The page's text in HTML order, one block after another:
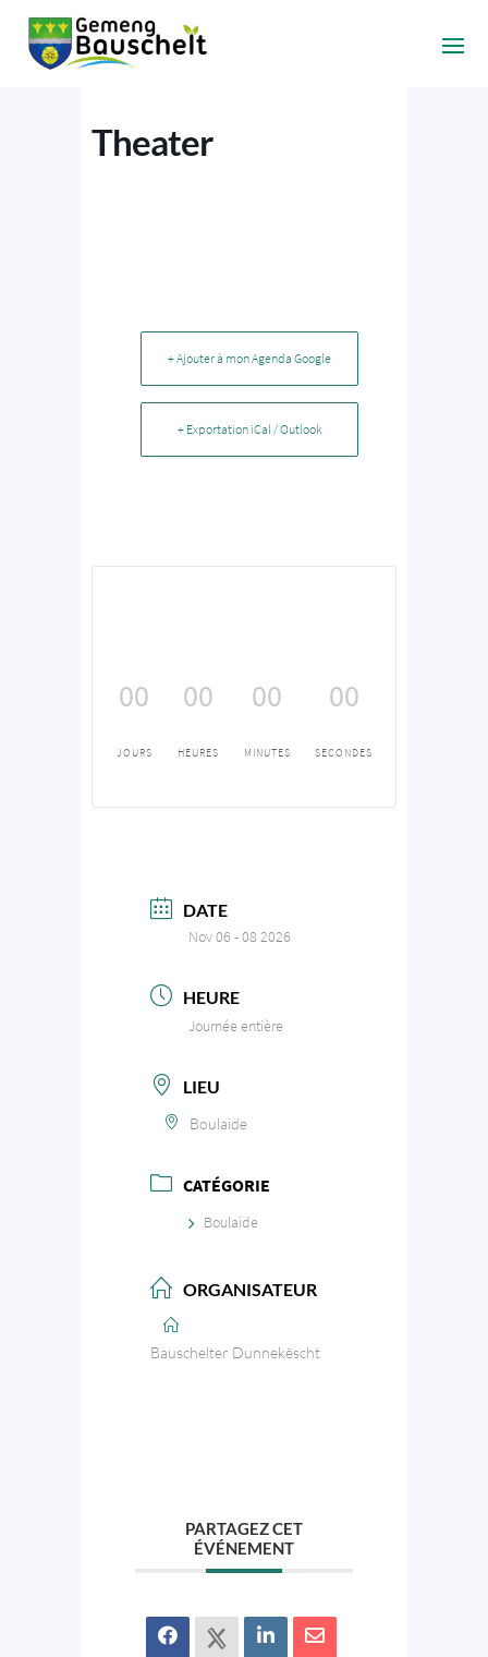
Theater
+ Ajouter à mon Agenda Google
+ Exportation iCal / Outlook
00
JOURS
00
HEURES
00
MINUTES
00
SECONDES
DATE
Nov 06 - 08 2026
HEURE
Journée entière
LIEU
Boulaide
CATÉGORIE
Boulaide
ORGANISATEUR
Bauschelter Dunnekëscht
PARTAGEZ CET
ÉVÉNEMENT